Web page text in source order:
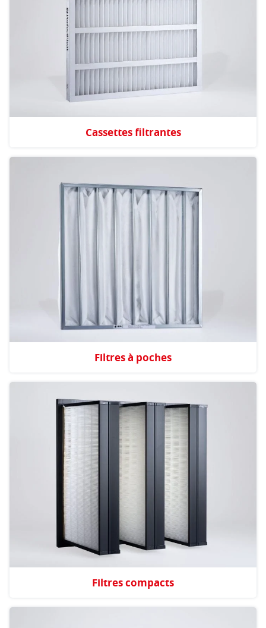
Cassettes filtrantes
Filtres à poches
Filtres compacts